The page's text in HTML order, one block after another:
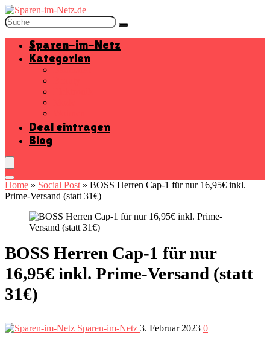
Sparen-im-Netz
Kategorien
Deal eintragen
Blog
Home » Social Post » BOSS Herren Cap-1 für nur 16,95€ inkl.
Prime-Versand (statt 31€)
BOSS Herren Cap-1 für nur
16,95€ inkl. Prime-Versand (statt
31€)
Sparen-im-Netz 3. Februar 2023 0